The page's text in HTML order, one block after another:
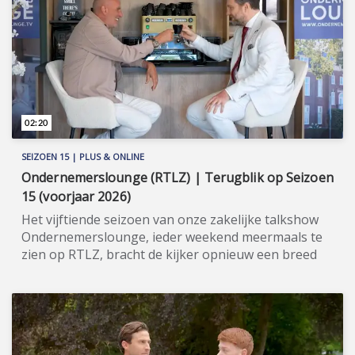
gekozen worden voor een vast rendement van 9%.
Meer informatie: www.riverteresort-verkoop.nl
(https://www.riverteresort-verkoop.nl).
SEIZOEN 15 | PLUS & ONLINE
Ondernemerslounge (RTLZ) | Terugblik op Seizoen
15 (voorjaar 2026)
Het vijftiende seizoen van onze zakelijke talkshow
Ondernemerslounge, ieder weekend meermaals te
zien op RTLZ, bracht de kijker opnieuw een breed
gebied van ondernemerschap, investeren en
genieten van het leven. Onze studio in het koetshuis
van Kasteel Hoekelum werd hierbij zoals altijd
ingericht met het statige meubilair van Jan Frantzen.
02:20